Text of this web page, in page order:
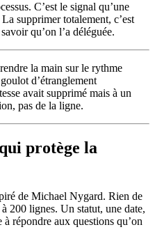
C’est le signal qu’une
supprimer totalement, c’est
qu’on l’a déléguée.
la main sur le rythme
d’étranglement
avait supprimé mais à un
pas de la ligne.
protège la
de Michael Nygard. Rien de
200 lignes. Un statut, une date,
répondre aux questions qu’on